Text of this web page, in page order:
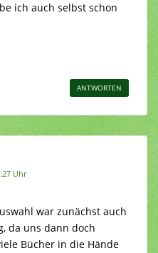
ich auch selbst schon
ANTWORTEN
Uhr
war zunächst auch
da uns dann doch
Bücher in die Hände